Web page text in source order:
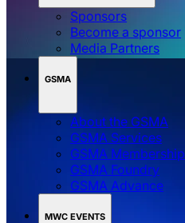
Sponsors
Become a sponsor
Media Partners
GSMA
About the GSMA
GSMA Services
GSMA Membership
GSMA Foundry
GSMA Advance
MWC EVENTS